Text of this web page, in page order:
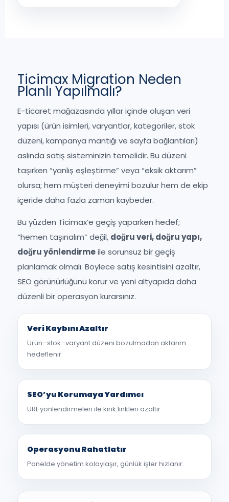
Ticimax Migration Neden
Planlı Yapılmalı?
E-ticaret mağazasında yıllar içinde oluşan veri
yapısı (ürün isimleri, varyantlar, kategoriler, stok
düzeni, kampanya mantığı ve sayfa bağlantıları)
aslında satış sisteminizin temelidir. Bu düzeni
taşırken “yanlış eşleştirme” veya “eksik aktarım”
olursa; hem müşteri deneyimi bozulur hem de ekip
içeride daha fazla zaman kaybeder.
Bu yüzden Ticimax’e geçiş yaparken hedef;
“hemen taşınalım” değil, doğru veri, doğru yapı,
doğru yönlendirmeile sorunsuz bir geçiş
planlamak olmalı. Böylece satış kesintisini azaltır,
SEO görünürlüğünü korur ve yeni altyapıda daha
düzenli bir operasyon kurarsınız.
Veri Kaybını Azaltır
Ürün–stok–varyant düzeni bozulmadan aktarım
hedeflenir.
SEO’yu Korumaya Yardımcı
URL yönlendirmeleri ile kırık linkleri azaltır.
Operasyonu Rahatlatır
Panelde yönetim kolaylaşır, günlük işler hızlanır.